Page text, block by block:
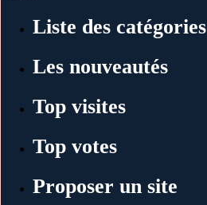
Liste des catégories
Les nouveautés
Top visites
Top votes
Proposer un site